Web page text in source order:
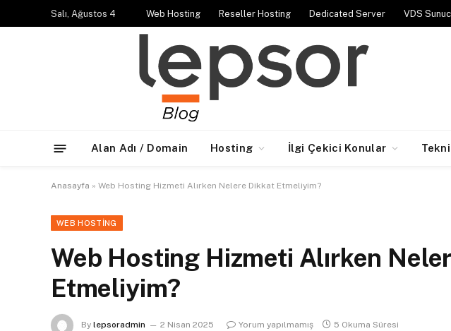
Salı, Ağustos 4 Web Hosting Reseller Hosting Dedicated Server VDS
Alan Adı / Domain Hosting İlgi Çekici Konular
Anasayfa » Web Hosting Hizmeti Alırken Nelere Dikkat Etmeliyim?
WEB HOSTING
Web Hosting Hizmeti Alırken
Etmeliyim?
By lepsoradmin 2 Nisan 2025 Yorum yapılmamış 5 Okuma Süresi